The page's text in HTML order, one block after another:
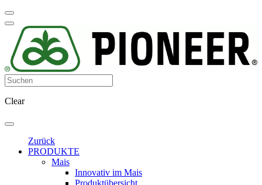
Clear
Zurück
PRODUKTE
Mais
Innovativ im Mais
Produktübersicht